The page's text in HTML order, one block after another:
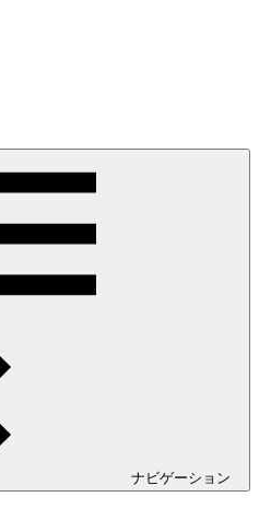
ナビゲーション